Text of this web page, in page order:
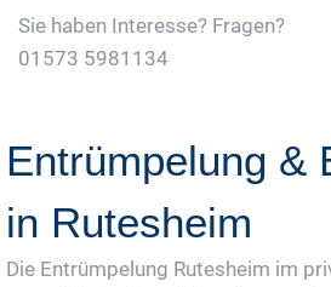
Sie haben Interesse? Fragen?
01573 5981134
Entrümpelung &
in Rutesheim
Die Entrümpelung Rutesheim im